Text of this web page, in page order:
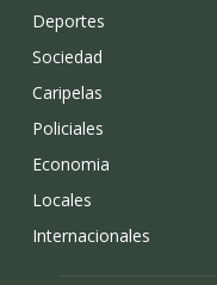
Deportes
Sociedad
Caripelas
Policiales
Economia
Locales
Internacionales